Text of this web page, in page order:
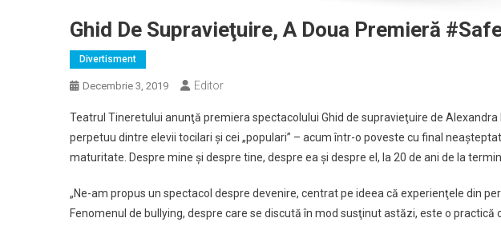
Ghid De Supravieţuire, A Doua Premieră
Divertisment
Decembrie 3, 2019 Editor
Teatrul Tineretului anunţă premiera spectacolului Ghid de supravieţuire de Alexandra
perpetuu dintre elevii tocilari şi cei „populari” – acum într-o poveste cu final
maturitate. Despre mine şi despre tine, despre ea şi despre el, la 20 de ani de la
„Ne-am propus un spectacol despre devenire, centrat pe ideea că experienţele din
Fenomenul de bullying, despre care se discută în mod susţinut astăzi, este o